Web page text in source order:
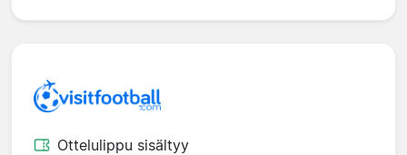
Ottelulippu sisältyy